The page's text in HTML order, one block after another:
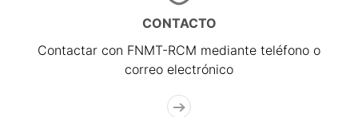
CONTACTO
Contactar con FNMT-RCM mediante teléfono o
correo electrónico